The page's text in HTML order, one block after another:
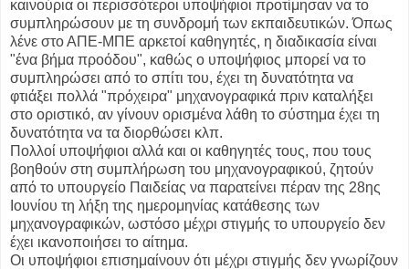
καινούρια οι περισσότεροι υποψήφιοι προτίμησαν να το
συμπληρώσουν με τη συνδρομή των εκπαιδευτικών. Όπως
λένε στο ΑΠΕ-ΜΠΕ αρκετοί καθηγητές, η διαδικασία είναι
"ένα βήμα προόδου", καθώς ο υποψήφιος μπορεί να το
συμπληρώσει από το σπίτι του, έχει τη δυνατότητα να
φτιάξει πολλά "πρόχειρα" μηχανογραφικά πριν καταλήξει
στο οριστικό, αν γίνουν ορισμένα λάθη το σύστημα έχει τη
δυνατότητα να τα διορθώσει κλπ.
Πολλοί υποψήφιοι αλλά και οι καθηγητές τους, που τους
βοηθούν στη συμπλήρωση του μηχανογραφικού, ζητούν
από το υπουργείο Παιδείας να παρατείνει πέραν της 28ης
Ιουνίου τη λήξη της ημερομηνίας κατάθεσης των
μηχανογραφικών, ωστόσο μέχρι στιγμής το υπουργείο δεν
έχει ικανοποιήσει το αίτημα.
Οι υποψήφιοι επισημαίνουν ότι μέχρι στιγμής δεν γνωρίζουν